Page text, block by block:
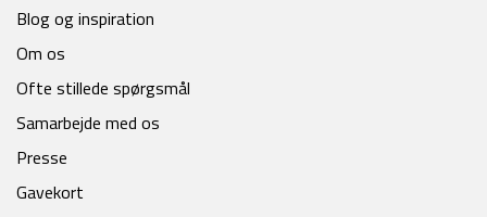
Blog og inspiration
Om os
Ofte stillede spørgsmål
Samarbejde med os
Presse
Gavekort